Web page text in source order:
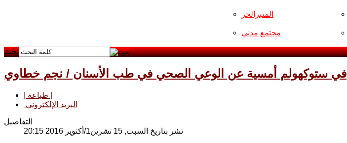
المنبرالحر
مجتمع مدني
بحث
في ستوكهولم أمسية عن الوعي الصحي في طب الأسنان / نجم خطاوي
البريد الإلكتروني
التفاصيل
نشر بتاريخ السبت, 15 تشرين1/أكتوير 2016 20:15